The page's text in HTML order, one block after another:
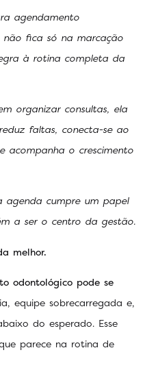
agendamento
fica só na marcação
à rotina completa da
organizar consultas, ela
faltas, conecta-se ao
acompanha o crescimento
agenda cumpre um papel
a ser o centro da gestão.
melhor.
odontológico pode se
equipe sobrecarregada e,
do esperado. Esse
parece na rotina de